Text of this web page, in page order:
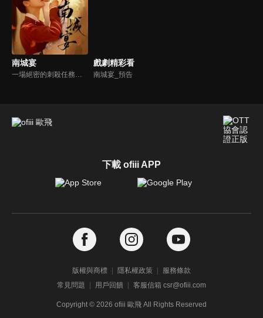
南城宴
一場絕密的刺殺任務，將正義俠女拂曉和腹黑統領晏長昀原本毫不相關的人生交織在一起，一招不慎，拂曉任務失敗變成失憶小白兔，被迫捲入了他的復仇大計，二人在暗流洶湧的朝堂上與危機四伏的江湖中步步為營，陳年冤案得以昭雪，忠良之後終能正名。
戲劇精彩看
南城宴_預告
下載 ofiii APP
版權與商標 隱私權政策
服務條款
常見問題
用戶回饋 客服信箱 csr@ofiii.com
Copyright © 2026 ofiii 歐飛 All Rights Reserved